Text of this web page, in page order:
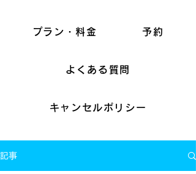
プラン・料金 予約
よくある質問
キャンセルポリシー
記事